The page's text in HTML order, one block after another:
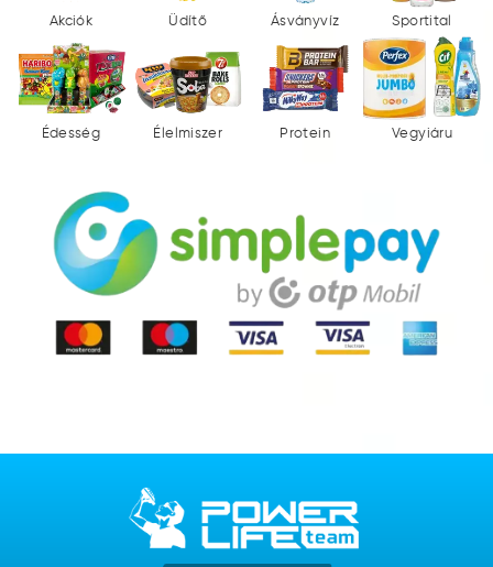
Akciók Üdítő Ásványvíz Sportital
Édesség Élelmiszer Protein Vegyiáru